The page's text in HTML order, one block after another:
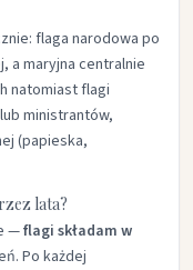
flaga narodowa po
a maryjna centralnie
natomiast flagi
ministrantów,
(papieska,
lata?
—flagi składam w
Po każdej